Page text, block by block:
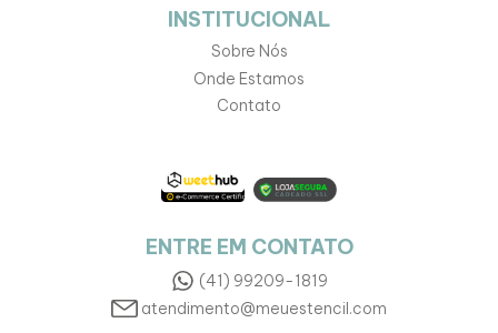
INSTITUCIONAL
Sobre Nós
Onde Estamos
Contato
ENTRE EM CONTATO
(41) 99209-1819
atendimento@meuestencil.com